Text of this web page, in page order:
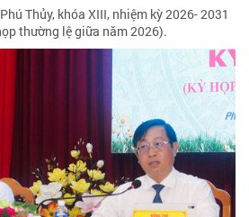
Thủy, khóa XIII, nhiệm kỳ 2026- 2031
thường lệ giữa năm 2026).